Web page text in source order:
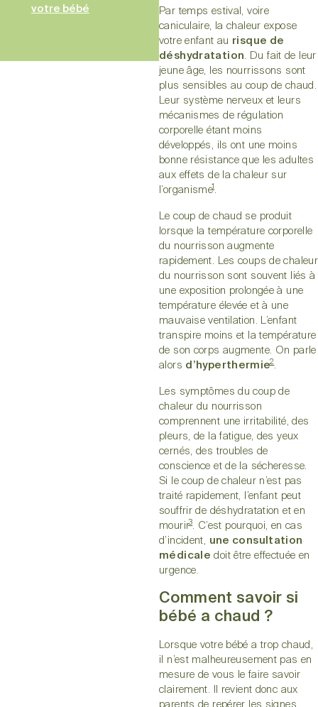
votre bébé
Par temps estival, voire
caniculaire, la chaleur expose
votre enfant au risque de
déshydratation. Du fait de leur
jeune âge, les nourrissons sont
plus sensibles au coup de chaud.
Leur système nerveux et leurs
mécanismes de régulation
corporelle étant moins
développés, ils ont une moins
bonne résistance que les adultes
aux effets de la chaleur sur
l’organisme1 .
Le coup de chaud se produit
lorsque la température corporelle
du nourrisson augmente
rapidement. Les coups de chaleur
du nourrisson sont souvent liés à
une exposition prolongée à une
température élevée et à une
mauvaise ventilation. L’enfant
transpire moins et la température
de son corps augmente. On parle
alors d’hyperthermie2.
Les symptômes du coup de
chaleur du nourrisson
comprennent une irritabilité, des
pleurs, de la fatigue, des yeux
cernés, des troubles de
conscience et de la sécheresse.
Si le coup de chaleur n’est pas
traité rapidement, l’enfant peut
souffrir de déshydratation et en
mourir3. C’est pourquoi, en cas
d’incident, une consultation
médicale doit être effectuée en
urgence.
Comment savoir si
bébé a chaud ?
Lorsque votre bébé a trop chaud,
il n’est malheureusement pas en
mesure de vous le faire savoir
clairement. Il revient donc aux
parents de repérer les signes